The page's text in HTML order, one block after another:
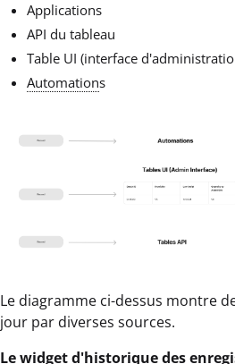
Applications
API du tableau
Table UI (interface
Automations
Le diagramme ci-dessus montre
jour par diverses sources.
Le widget d'historique des